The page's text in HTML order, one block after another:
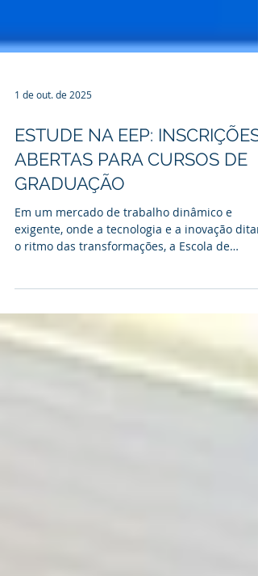
1 de out. de 2025
ESTUDE NA EEP: INSCRIÇÕES
ABERTAS PARA CURSOS DE
GRADUAÇÃO
Em um mercado de trabalho dinâmico e
o ritmo das transformações, a Escola de